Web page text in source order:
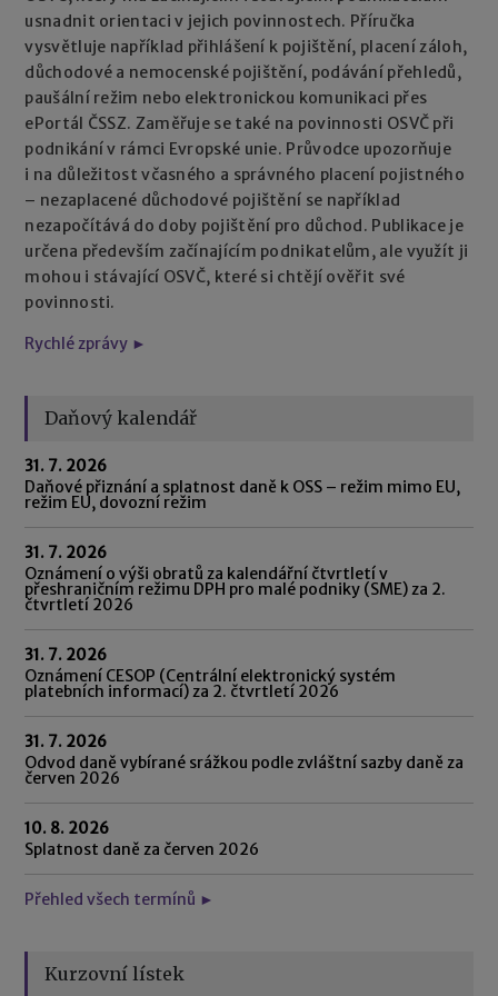
usnadnit orientaci v jejich povinnostech. Příručka
vysvětluje například přihlášení k pojištění, placení záloh,
důchodové a nemocenské pojištění, podávání přehledů,
paušální režim nebo elektronickou komunikaci přes
ePortál ČSSZ. Zaměřuje se také na povinnosti OSVČ při
podnikání v rámci Evropské unie. Průvodce upozorňuje
i na důležitost včasného a správného placení pojistného
– nezaplacené důchodové pojištění se například
nezapočítává do doby pojištění pro důchod. Publikace je
určena především začínajícím podnikatelům, ale využít ji
mohou i stávající OSVČ, které si chtějí ověřit své
povinnosti.
Rychlé zprávy ►
Daňový kalendář
31. 7. 2026
Daňové přiznání a splatnost daně k OSS – režim mimo EU,
režim EU, dovozní režim
31. 7. 2026
Oznámení o výši obratů za kalendářní čtvrtletí v
přeshraničním režimu DPH pro malé podniky (SME) za 2.
čtvrtletí 2026
31. 7. 2026
Oznámení CESOP (Centrální elektronický systém
platebních informací) za 2. čtvrtletí 2026
31. 7. 2026
Odvod daně vybírané srážkou podle zvláštní sazby daně za
červen 2026
10. 8. 2026
Splatnost daně za červen 2026
Přehled všech termínů ►
Kurzovní lístek